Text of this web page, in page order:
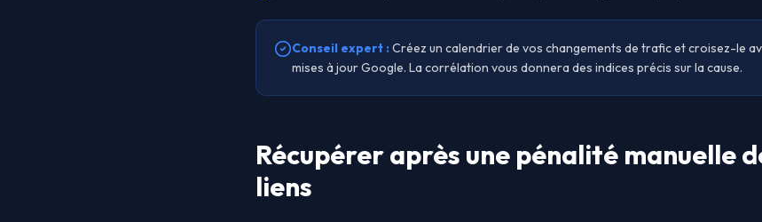
Conseil expert :Créez un calendrier de vos changements de trafic et croisez-le
mises à jour Google. La corrélation vous donnera des indices précis sur la cause.
Récupérer après une pénalité manuelle
liens